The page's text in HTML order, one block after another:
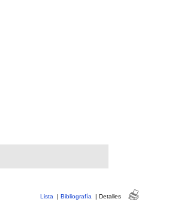
Lista | Bibliografía | Detalles